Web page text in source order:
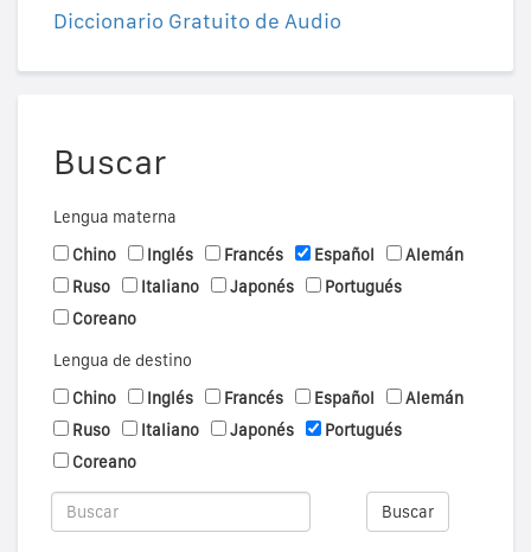
Diccionario Gratuito de Audio
Buscar
Lengua materna
Chino
Inglés Francés Español
Alemán
Ruso
Italiano Japonés
Portugués
Coreano
Lengua de destino
Chino
Inglés Francés Español
Alemán
Ruso
Italiano Japonés
Portugués
Coreano
Buscar